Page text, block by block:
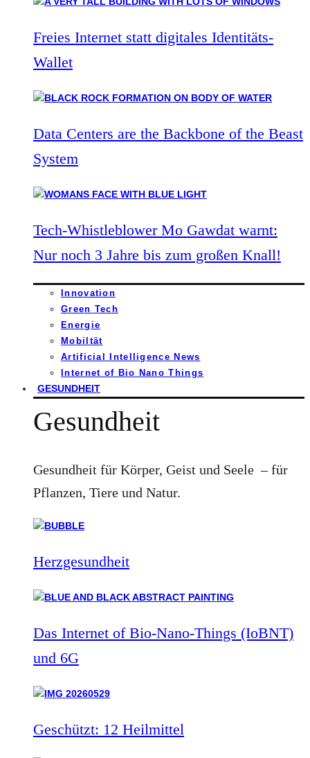
Freies Internet statt digitales Identitäts-
Wallet
Data Centers are the Backbone of the Beast
System
Tech-Whistleblower Mo Gawdat warnt:
Nur noch 3 Jahre bis zum großen Knall!
Innovation
Green Tech
Energie
Mobiltät
Artificial Intelligence News
Internet of Bio Nano Things
GESUNDHEIT
Gesundheit
Gesundheit für Körper, Geist und Seele – für
Pflanzen, Tiere und Natur.
Herzgesundheit
Das Internet of Bio-Nano-Things (IoBNT)
und 6G
Geschützt: 12 Heilmittel